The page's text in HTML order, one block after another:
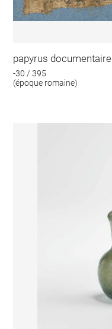
papyrus documentaire
-30 / 395
(époque romaine)